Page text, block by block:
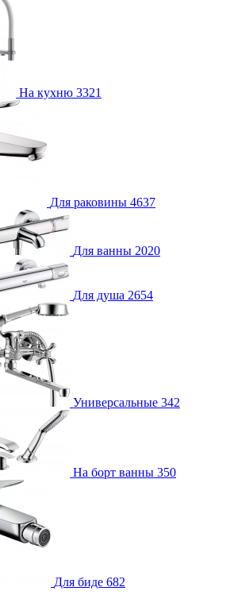
На кухню 3321
Для раковины 4637
Для ванны 2020
Для душа 2654
Универсальные 342
На борт ванны 350
Для биде 682